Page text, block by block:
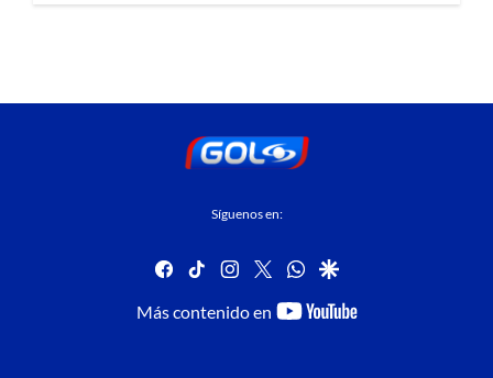
Síguenos en:
facebook
tiktok instagram
twitterwhatsapp
google
Más contenido en
youtube-